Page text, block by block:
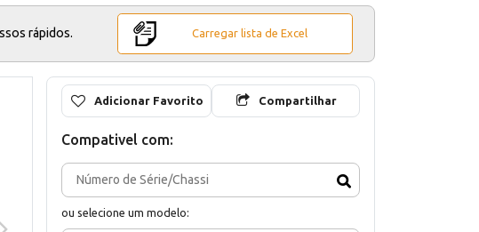
rápidos. Carregar lista de Excel
Adicionar Favorito Compartilhar
Compativel com:
ou selecione um modelo: